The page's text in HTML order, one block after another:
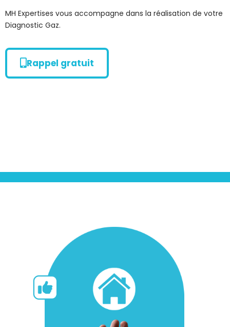
MH Expertises vous accompagne dans la réalisation de votre
Diagnostic Gaz.
Rappel gratuit